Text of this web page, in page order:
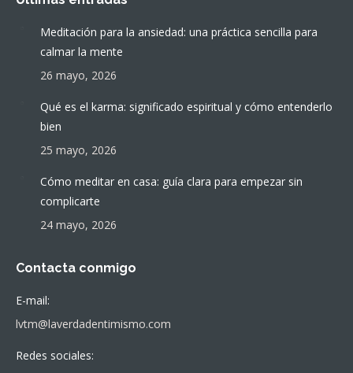
Meditación para la ansiedad: una práctica sencilla para
calmar la mente
26 mayo, 2026
Qué es el karma: significado espiritual y cómo entenderlo
bien
25 mayo, 2026
Cómo meditar en casa: guía clara para empezar sin
complicarte
24 mayo, 2026
Contacta conmigo
E-mail:
lvtm@laverdadentimismo.com
Redes sociales: